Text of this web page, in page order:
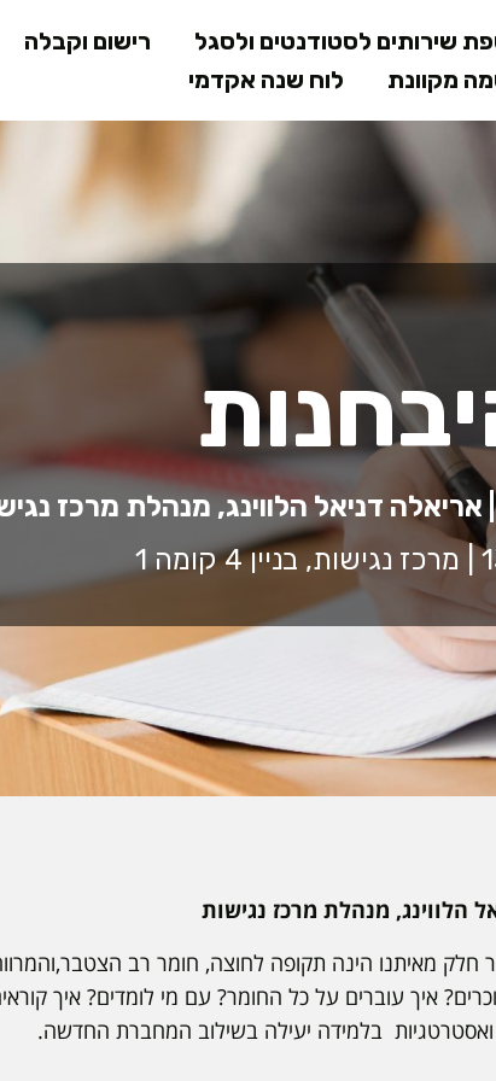
לתוכן
המרכזי
שירותים לסטודנטים ולסגל רישום וקבלה
מקוונת
לוח שנה אקדמי
דניאל הלווינג, מנהלת מרכז
הלווינג, מנהלת מרכז נגישות
מאיתנו הינה תקופה לחוצה, חומר רב
איך עוברים על כל החומר? עם מי לומדים? איך
בלמידה יעילה בשילוב המחברת החדשה.